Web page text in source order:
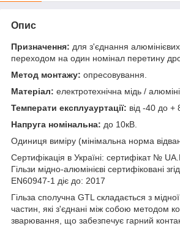
Опис
Призначення: для з'єднання
переходом на один номінал перетину
Метод монтажу: опресовування.
Матеріал: електротехнічна мідь /
Температи експлуауртації: від -40 до +
Напруга номінальна: до 10кВ.
Одиниця виміру (мінімальна норма
Сертифікація в Україні: сертифікат №
Гільзи мідно-алюмінієві сертифіковані
EN60947-1 діє до: 2017
Гільза сполучна GTL складається з мідної
частин, які з'єднані між собою методом
зварювання, що забезпечує гарний